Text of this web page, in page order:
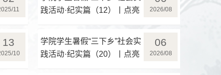
13
践活动·纪实篇（12）丨点亮
06
学院学生暑假“三下乡”社会实
践活动·纪实篇（20）丨点亮